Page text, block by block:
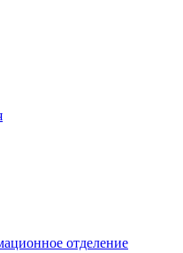
отделение